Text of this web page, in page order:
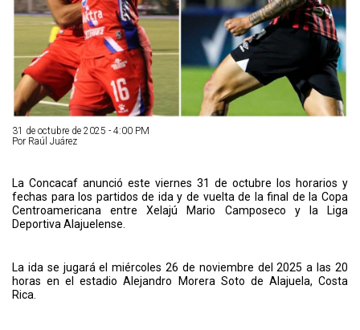
31 de octubre de 2025 - 4:00 PM
Por Raúl Juárez
La Concacaf anunció este viernes 31 de octubre los horarios y
fechas para los partidos de ida y de vuelta de la final de la Copa
Centroamericana entre Xelajú Mario Camposeco y la Liga
Deportiva Alajuelense.
La ida se jugará el miércoles 26 de noviembre del 2025 a las 20
horas en el estadio Alejandro Morera Soto de Alajuela, Costa
Rica.